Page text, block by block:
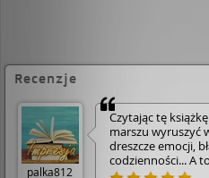
Recenzje
palka812
Czytając tę
marszu wyruszyć
dreszcze emocji,
codzienności... A
języka jakim